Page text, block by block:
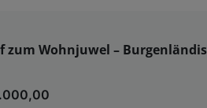
zum Wohnjuwel –